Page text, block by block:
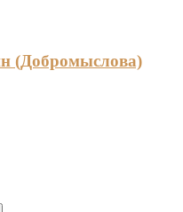
(Добромыслова)